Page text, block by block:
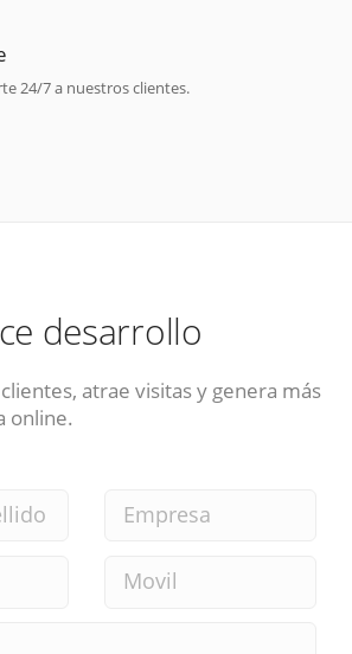
24/7 a nuestros clientes.
desarrollo
atrae visitas y genera más
online.